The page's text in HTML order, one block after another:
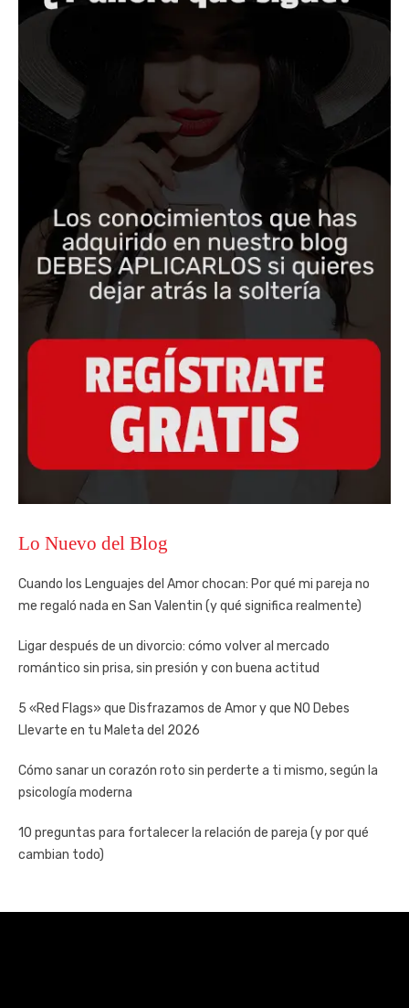
Lo Nuevo del Blog
Cuando los Lenguajes del Amor chocan: Por qué mi pareja no
me regaló nada en San Valentin (y qué significa realmente)
Ligar después de un divorcio: cómo volver al mercado
romántico sin prisa, sin presión y con buena actitud
5 «Red Flags» que Disfrazamos de Amor y que NO Debes
Llevarte en tu Maleta del 2026
Cómo sanar un corazón roto sin perderte a ti mismo, según la
psicología moderna
10 preguntas para fortalecer la relación de pareja (y por qué
cambian todo)